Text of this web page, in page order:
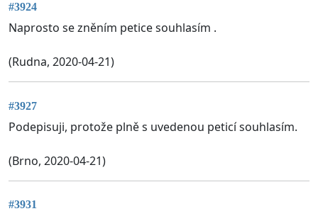
#3924
Naprosto se zněním petice souhlasím .
(Rudna, 2020-04-21)
#3927
Podepisuji, protože plně s uvedenou peticí souhlasím.
(Brno, 2020-04-21)
#3931